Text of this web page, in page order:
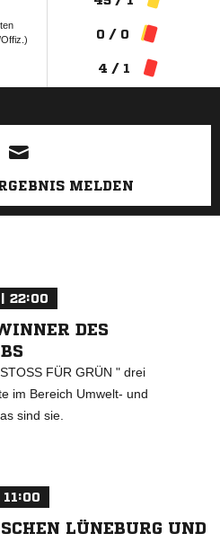
0 / 0
4 / 1
MELDEN
22:00
DES
FÜR GRÜN " drei
im Bereich Umwelt- und
sind sie.
LÜNEBURG UND